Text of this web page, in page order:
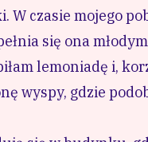
W czasie mojego
się ona
lemoniadę i,
wyspy, gdzie